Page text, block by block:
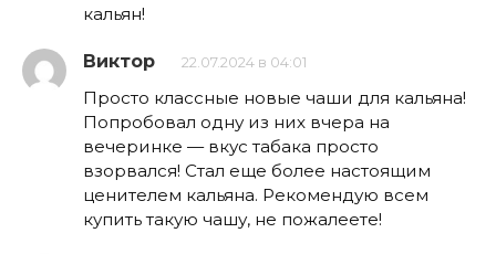
кальян!
Виктор 22.07.2024 в 04:01
Просто классные новые чаши для кальяна!
Попробовал одну из них вчера на
вечеринке — вкус табака просто
взорвался! Стал еще более настоящим
ценителем кальяна. Рекомендую всем
купить такую чашу, не пожалеете!